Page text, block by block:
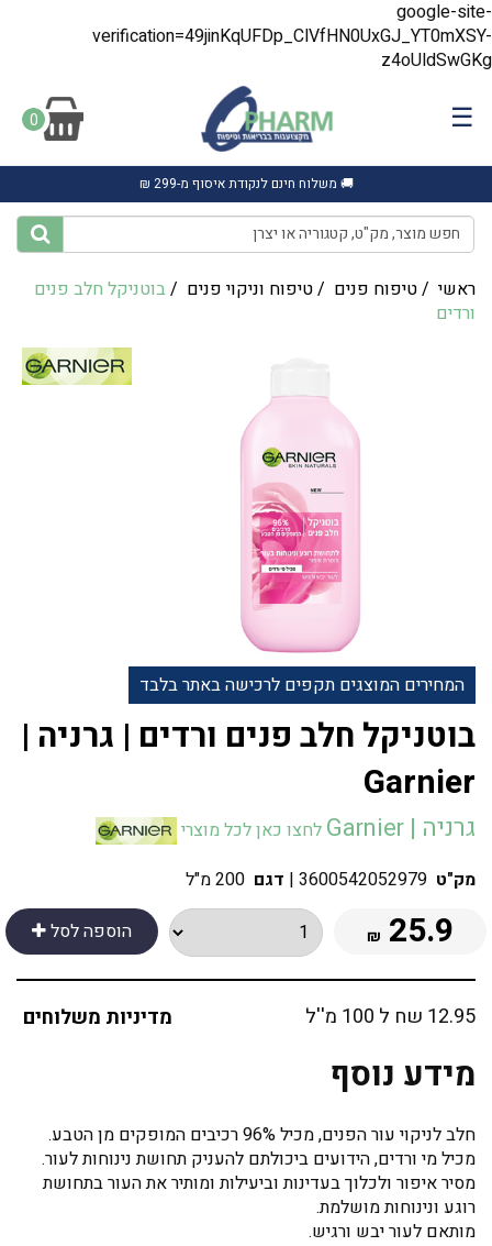
google-site-
verification=49jinKqUFDp_ClVfHN0UxGJ_YT0mXSY-
z4oUldSwGKg
☰
0
🚚 משלוח חינם לנקודת איסוף מ-299 ₪
ראשי /טיפוח פנים /טיפוח וניקוי פנים /בוטניקל חלב פנים
ורדים
המחירים המוצגים תקפים לרכישה באתר בלבד
בוטניקל חלב פנים ורדים | גרניה |
Garnier
גרניה | Garnier
לחצו כאן לכל מוצרי
מק"ט 3600542052979
| דגם 200 מ"ל
הוספה לסל
25.9
₪
12.95 שח ל 100 מ''ל מדיניות משלוחים
מידע נוסף
חלב לניקוי עור הפנים, מכיל 96% רכיבים המופקים מן הטבע.
מכיל מי ורדים, הידועים ביכולתם להעניק תחושת נינוחות לעור.
מסיר איפור ולכלוך בעדינות וביעילות ומותיר את העור בתחושת
רוגע ונינוחות מושלמת.
מותאם לעור יבש ורגיש.